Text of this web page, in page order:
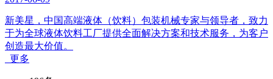
新美星，中国高端液体（饮料）包装机械专家与领导者，致力
于为全球液体饮料工厂提供全面解决方案和技术服务，为客户
创造最大价值。
更多